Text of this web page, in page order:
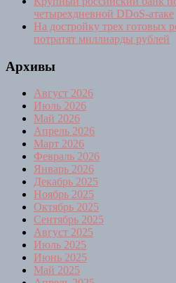
четырехдневной DDoS-атаке
На достройку трех готовых
потратят миллиарды рублей
Архивы
Август 2026
Июль 2026
Май 2026
Апрель 2026
Март 2026
Февраль 2026
Январь 2026
Декабрь 2025
Ноябрь 2025
Октябрь 2025
Сентябрь 2025
Август 2025
Июль 2025
Июнь 2025
Май 2025